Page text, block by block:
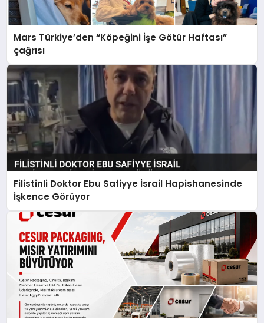
Mars Türkiye’den “Köpeğini İşe Götür Haftası”
çağrısı
Filistinli Doktor Ebu Safiyye İsrail Hapishanesinde
İşkence Görüyor